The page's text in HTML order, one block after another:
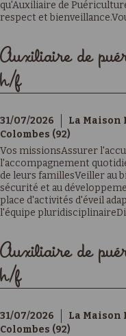
qu'Auxiliaire de
respect et
Auxiliaire de
h/f
31/07/2026 La Maison
Colombes (92)
Vos missionsAssurer
l'accompagnement
de leurs famillesVeiller au
sécurité et au
place d'activités d'éveil
l'équipe
Auxiliaire de
h/f
31/07/2026 La Maison
Colombes (92)